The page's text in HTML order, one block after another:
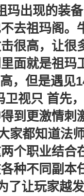
玛出现的装
去祖玛阁。
很高，让很
面就是祖玛
，但是遇见
视只 首先
到更激情刺
都知道法
个职业结合
种不同副本
了让玩家越